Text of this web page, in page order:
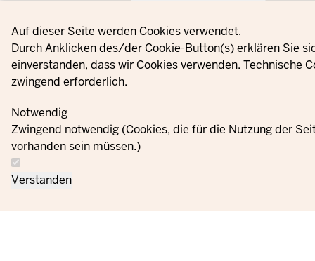
Privacy settings
Auf dieser Seite werden Cookies verwendet.
Durch Anklicken des/der Cookie-Button(s) erklären Sie
einverstanden, dass wir Cookies verwenden. Technische
zwingend erforderlich.
Notwendig
Zwingend notwendig (Cookies, die für die Nutzung der
vorhanden sein müssen.)
Verstanden